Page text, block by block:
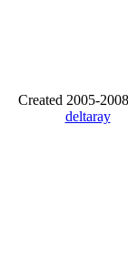
Created 2005-
deltaray